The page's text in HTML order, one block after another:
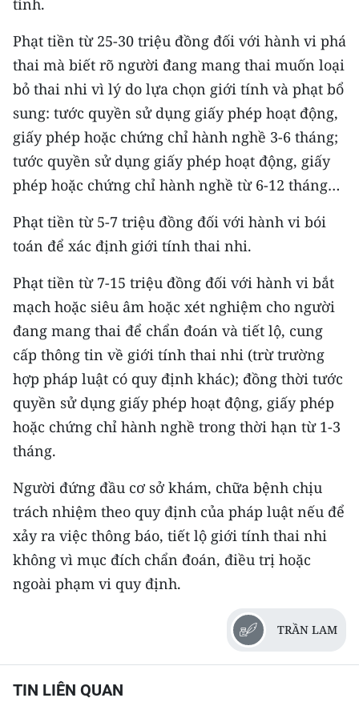
ENGLISH
中文
FRANÇAIS
РУССКИЙ
ESPAÑOL
Phạt tiền từ 25-30 triệu đồng đối với hành vi phá
thai mà biết rõ người đang mang thai muốn loại
bỏ thai nhi vì lý do lựa chọn giới tính và phạt bổ
sung: tước quyền sử dụng giấy phép hoạt động,
giấy phép hoặc chứng chỉ hành nghề 3-6 tháng;
tước quyền sử dụng giấy phép hoạt động, giấy
phép hoặc chứng chỉ hành nghề từ 6-12 tháng…
Phạt tiền từ 5-7 triệu đồng đối với hành vi bói
toán để xác định giới tính thai nhi.
Phạt tiền từ 7-15 triệu đồng đối với hành vi bắt
mạch hoặc siêu âm hoặc xét nghiệm cho người
đang mang thai để chẩn đoán và tiết lộ, cung
cấp thông tin về giới tính thai nhi (trừ trường
hợp pháp luật có quy định khác); đồng thời tước
quyền sử dụng giấy phép hoạt động, giấy phép
hoặc chứng chỉ hành nghề trong thời hạn từ 1-3
tháng.
Người đứng đầu cơ sở khám, chữa bệnh chịu
trách nhiệm theo quy định của pháp luật nếu để
xảy ra việc thông báo, tiết lộ giới tính thai nhi
không vì mục đích chẩn đoán, điều trị hoặc
ngoài phạm vi quy định.
TRẦN LAM
TIN LIÊN QUAN